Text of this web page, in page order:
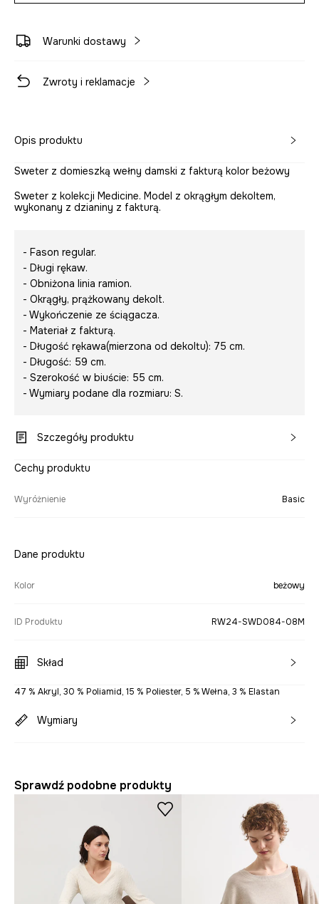
Warunki dostawy
Zwroty i reklamacje
Opis produktu
Sweter z domieszką wełny damski z fakturą kolor beżowy
Sweter z kolekcji Medicine. Model z okrągłym dekoltem,
wykonany z dzianiny z fakturą.
- Fason regular.
- Długi rękaw.
- Obniżona linia ramion.
- Okrągły, prążkowany dekolt.
- Wykończenie ze ściągacza.
- Materiał z fakturą.
- Długość rękawa(mierzona od dekoltu): 75 cm.
- Długość: 59 cm.
- Szerokość w biuście: 55 cm.
- Wymiary podane dla rozmiaru: S.
Szczegóły produktu
Cechy produktu
Wyróżnienie Basic
Dane produktu
Kolor beżowy
ID Produktu RW24-SWD084-08M
Skład
47 % Akryl, 30 % Poliamid, 15 % Poliester, 5 % Wełna, 3 % Elastan
Wymiary
Sprawdź podobne produkty